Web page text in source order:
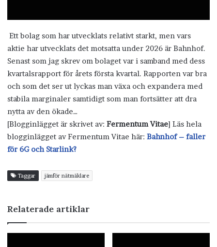
Ett bolag som har utvecklats relativt starkt, men vars
aktie har utvecklats det motsatta under 2026 är Bahnhof.
Senast som jag skrev om bolaget var i samband med dess
kvartalsrapport för årets första kvartal. Rapporten var bra
och som det ser ut lyckas man växa och expandera med
stabila marginaler samtidigt som man fortsätter att dra
nytta av den ökade…
[Blogginlägget är skrivet av: Fermentum Vitae] Läs hela
blogginlägget av Fermentum Vitae här: Bahnhof – faller
för 6G och Starlink?
Taggar jämför nätmäklare
Relaterade artiklar